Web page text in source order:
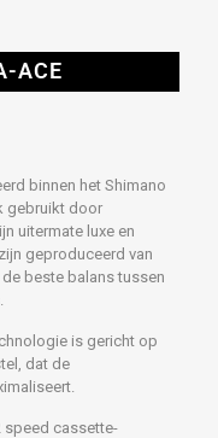
ACE
binnen het Shimano
gebruikt door
uitermate luxe en
geproduceerd van
beste balans tussen
is gericht op
dat de
speed cassette-